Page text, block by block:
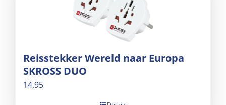
Reisstekker Wereld naar Europa
SKROSS DUO
14,95